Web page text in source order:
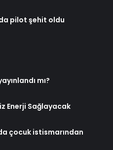
pilot şehit oldu
mı?
Enerji Sağlayacak
çocuk istismarından